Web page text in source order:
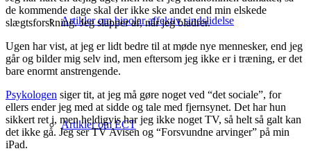
Artikler om bipolar affektiv sindslidelse
Artikler om ECT
de kommende dage skal der ikke ske andet end min elskede
slægtsforskning. Jeg slapper af, når jeg bladrer.
Ugen har vist, at jeg er lidt bedre til at møde nye mennesker, end jeg
går og bilder mig selv ind, men eftersom jeg ikke er i træning, er det
bare enormt anstrengende.
Psykologen siger tit, at jeg må gøre noget ved “det sociale”, for
ellers ender jeg med at sidde og tale med fjernsynet. Det har hun
sikkert ret i, men heldigvis har jeg ikke noget TV, så helt så galt kan
det ikke gå. Jeg ser TV Avisen og “Forsvundne arvinger” på min
iPad.